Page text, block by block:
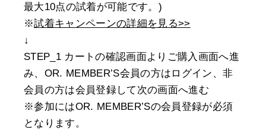
最大10点の試着が可能です。)
※試着キャンペーンの詳細を見る>>
↓
STEP_1 カートの確認画面よりご購入画面へ進
み、OR. MEMBER’S会員の方はログイン、非
会員の方は会員登録して次の画面へ進む
※参加にはOR. MEMBER’Sの会員登録が必須
となります。